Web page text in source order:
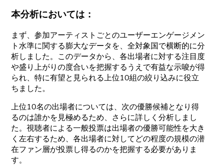
本分析においては ：
まず、 参加アーティストごとのユーザーエンゲージメン
ト水準に関する膨大なデータを、 全対象国で横断的に分
析しました。 このデータから、 各出場者に対する注目度
や盛り上がりの度合いを把握するうえで有益な示唆が得
られ、 特に有望と見られる上位10組の絞り込みに役立
ちました。
上位10名の出場者については、 次の優勝候補となり得
るのは誰かを見極めるため、さらに詳しく 分析しまし
た。 視聴者による一般投票は出場者の優勝可能性を大き
く 左右するため、 各出場者に対してどの程度の規模の潜
在ファン層が投票し得るのかを把握する必要がありま
す。